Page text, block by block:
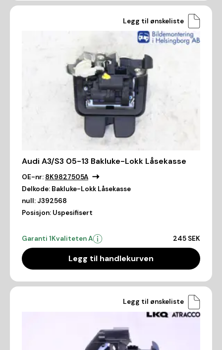
Legg til ønskeliste
Audi A3/S3 05-13 Bakluke-Lokk Låsekasse
OE-nr: 8K9827505A
Delkode: Bakluke-Lokk Låsekasse
null: J392568
Posisjon: Uspesifisert
Garanti 1Kvaliteten A 245 SEK
Legg til handlekurven
Legg til ønskeliste